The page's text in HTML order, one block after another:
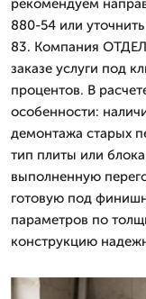
рекомендуем
880-54 или
83. Компания
заказе услуги под
процентов. В
особенности:
демонтажа старых
тип плиты или
выполненную
готовую под
параметров по
конструкцию